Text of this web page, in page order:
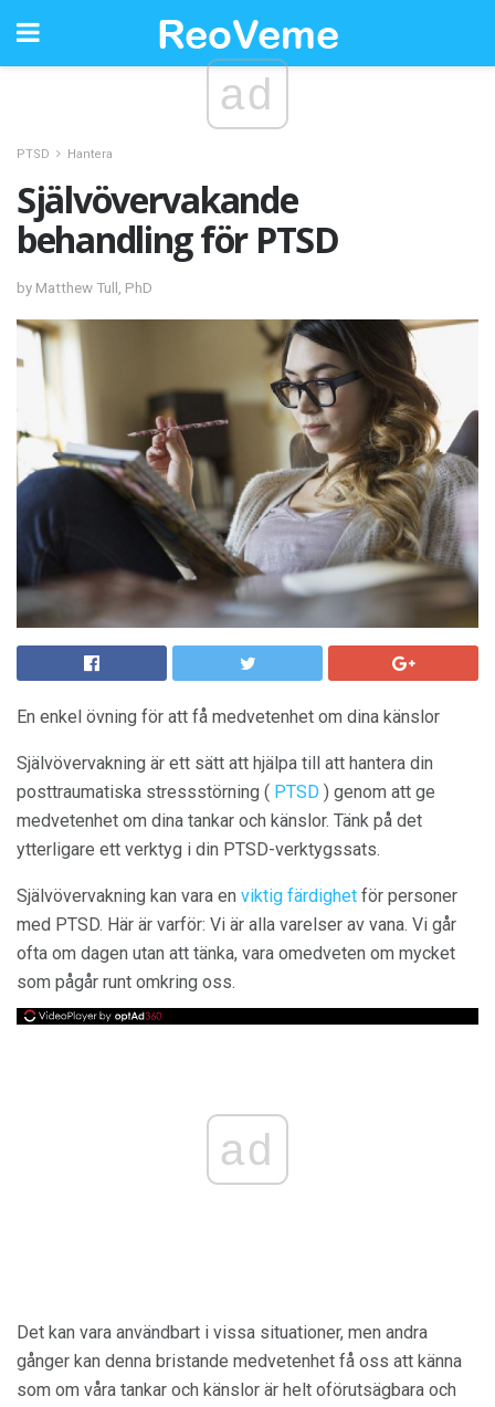
ad
PTSD Hantera
Självövervakande
behandling för PTSD
by Matthew Tull, PhD
En enkel övning för att få medvetenhet om dina känslor
Självövervakning är ett sätt att hjälpa till att hantera din
posttraumatiska stressstörning ( PTSD ) genom att ge
medvetenhet om dina tankar och känslor. Tänk på det
ytterligare ett verktyg i din PTSD-verktygssats.
Självövervakning kan vara en viktig färdighet för personer
med PTSD. Här är varför: Vi är alla varelser av vana. Vi går
ofta om dagen utan att tänka, vara omedveten om mycket
som pågår runt omkring oss.
ad
Det kan vara användbart i vissa situationer, men andra
gånger kan denna bristande medvetenhet få oss att känna
som om våra tankar och känslor är helt oförutsägbara och